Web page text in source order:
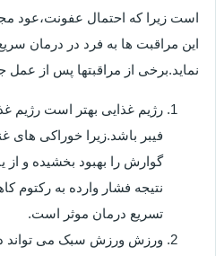
است زیرا که احتمال عفونت،عود
این مراقبت ها به فرد در درمان
نماید.برخی از مراقبتها پس از
رژیم غذایی بهتر است رژیم
فیبر باشد.زیرا خوراکی های
گوارش را بهبود بخشیده و
نتیجه فشار وارده به رکتوم
تسریع درمان موثر است.
ورزش ورزش سبک می تواند در